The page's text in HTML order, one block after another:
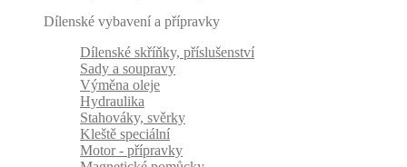
Dílenské vybavení a přípravky
Dílenské skříňky, příslušenství
Sady a soupravy
Výměna oleje
Hydraulika
Stahováky, svěrky
Kleště speciální
Motor - přípravky